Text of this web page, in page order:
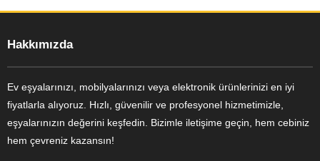
Hakkımızda
Ev eşyalarınızı, mobilyalarınızı veya elektronik ürünlerinizi en iyi
fiyatlarla alıyoruz. Hızlı, güvenilir ve profesyonel hizmetimizle,
eşyalarınızın değerini keşfedin. Bizimle iletişime geçin, hem cebiniz
hem çevreniz kazansın!